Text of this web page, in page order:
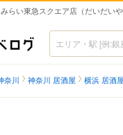
らい東急スクエア店（だいだい
食べログ
奈川 神奈川 居酒屋 横浜 居酒屋